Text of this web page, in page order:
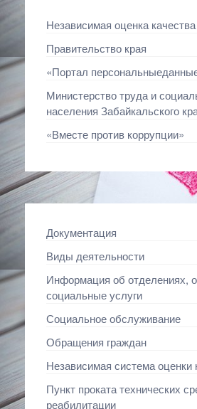
Независимая оценка качества
Правительство края
«Портал
Министерство труда и
населения Забайкальского
«Вместе против коррупции»
Документация
Виды деятельности
Информация об отделениях,
социальные услуги
Социальное обслуживание
Обращения граждан
Независимая система оценки
Пункт проката технических
реабилитации